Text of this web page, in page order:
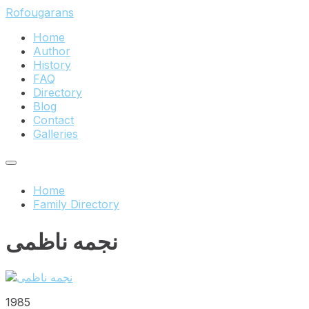
Skip
content
Skip
main
navigation
Skip
footer
Rofougarans
Home
Author
History
FAQ
Directory
Blog
Contact
Galleries
Home
Family Directory
نجمه ناظمی
1985